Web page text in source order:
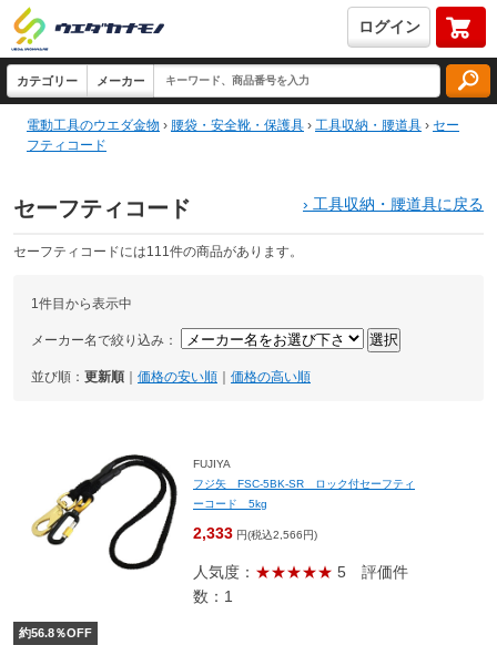
ログイン
電動工具のウエダ金物 › 腰袋・安全靴・保護具 › 工具収納・腰道具 › セー
フティコード
セーフティコード › 工具収納・腰道具に戻る
セーフティコードには111件の商品があります。
1件目から表示中
メーカー名で絞り込み：
並び順： 更新順 価格の安い順 価格の高い順
FUJIYA
フジ矢 FSC-5BK-SR ロック付セーフティ
ーコード 5kg
2,333 円(税込2,566円)
人気度： ★★★★★ 5 評価件
数：1
約56.8％OFF